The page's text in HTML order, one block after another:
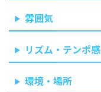
雰囲気
リズム・テンポ感
環境・場所